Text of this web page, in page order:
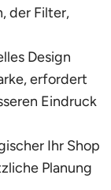
der Filter,
Design
erfordert
Eindruck
Ihr Shop
Planung